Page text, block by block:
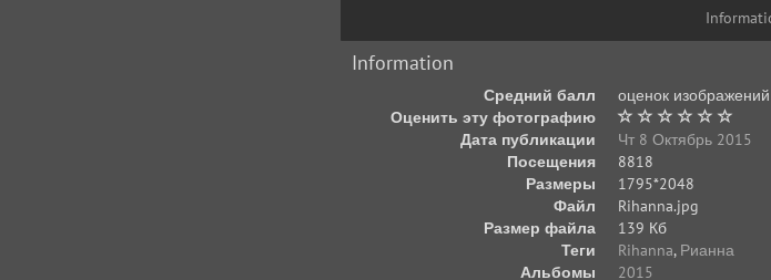
Information
Средний балл
оценок
Оценить эту фотографию
Дата публикации
Чт 8 Октябрь 2015
Посещения
8818
Размеры
1795*2048
Файл
Rihanna.jpg
Размер файла
139 Кб
Теги
Rihanna, Рианна
Альбомы
2015